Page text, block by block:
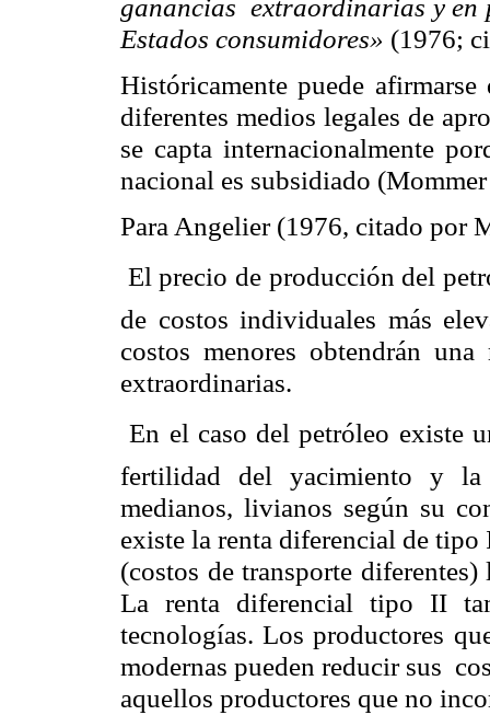
ganancias extraordinarias y en
Estados consumidores» (1976;
Históricamente puede
diferentes medios legales de
se capta internacionalmente
nacional es subsidiado (Mommer
Para Angelier(1976, citado por
 El precio de producción del
de costos individuales más
costos menores obtendrán
extraordinarias.
 En el caso del petróleo
fertilidad del yacimiento y la
medianos, livianos según su
existe la renta diferencial de
(costos de transporte
La renta diferencial tipo II
tecnologías. Los productores
modernas pueden reducir sus
aquellos productores que no